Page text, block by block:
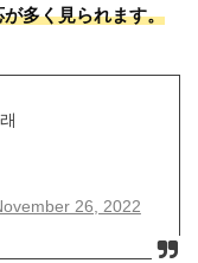
多く見られます。
26, 2022